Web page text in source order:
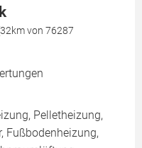
von 76287
Pelletheizung,
Fußbodenheizung,